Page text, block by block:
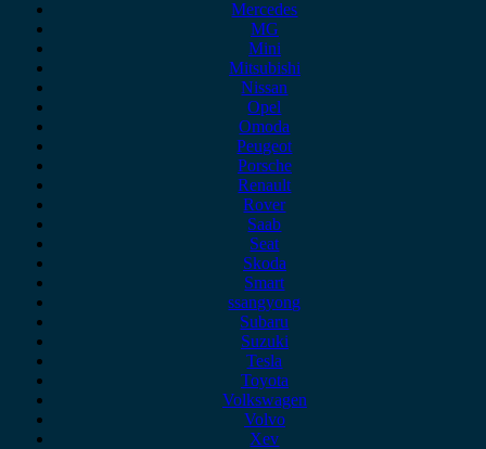
Mercedes
MG
Mini
Mitsubishi
Nissan
Opel
Omoda
Peugeot
Porsche
Renault
Rover
Saab
Seat
Skoda
Smart
ssangyong
Subaru
Suzuki
Tesla
Toyota
Volkswagen
Volvo
Xev